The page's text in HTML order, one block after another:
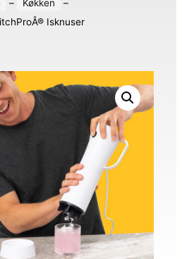
– Køkken
–
Isknuser